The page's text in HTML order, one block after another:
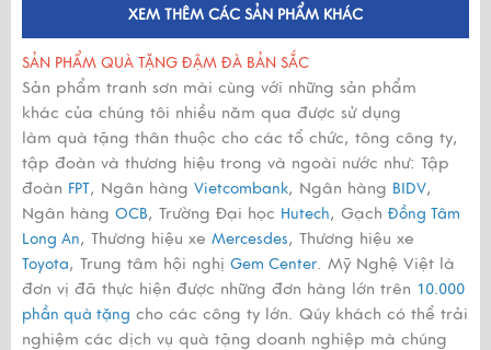
XEM THÊM CÁC SẢN PHẨM KHÁC
SẢN PHẨM QUÀ TẶNG ĐẬM ĐÀ BẢN SẮC
Sản phẩm tranh sơn mài cùng với những sản phẩm
khác của chúng tôi nhiều năm qua được sử dụng
làm quà tặng thân thuộc cho các tổ chức, tông công ty,
tập đoàn và thương hiệu trong và ngoài nước như: Tập
đoàn FPT, Ngân hàng Vietcombank, Ngân hàng BIDV,
Ngân hàng OCB, Trường Đại học Hutech, Gạch Đồng Tâm
Long An, Thương hiệu xe Mercesdes, Thương hiệu xe
Toyota, Trung tâm hội nghị Gem Center . Mỹ Nghệ Việt là
đơn vị đã thực hiện được những đơn hàng lớn trên 10.000
phần quà tặng cho các công ty lớn. Qúy khách có thể trải
nghiệm các dịch vụ quà tặng doanh nghiệp mà chúng